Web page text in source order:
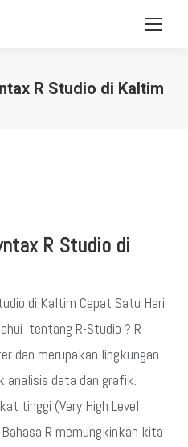
R Studio di Kaltim
R Studio di
di Kaltim Cepat Satu Hari
tentang R-Studio ? R
dan merupakan lingkungan
data dan grafik.
tinggi (Very High Level
R memungkinkan kita